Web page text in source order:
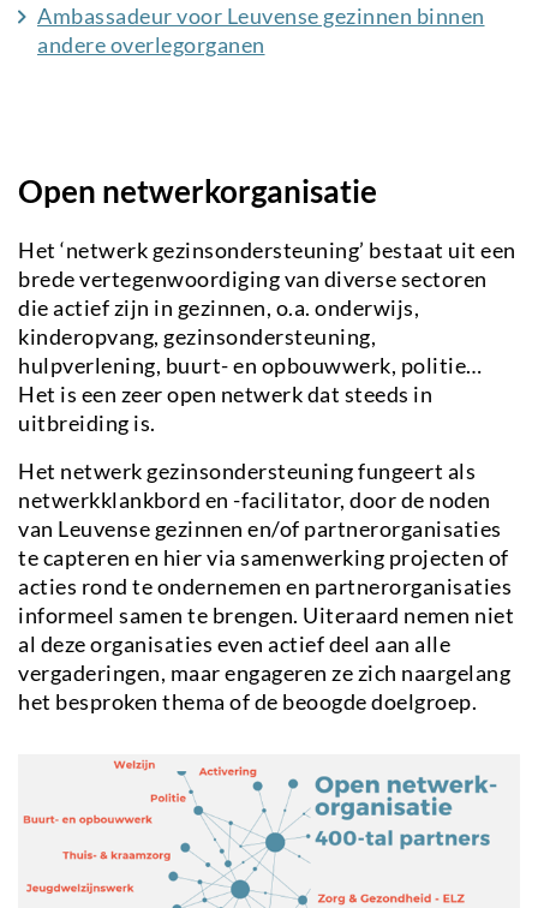
Ambassadeur voor Leuvense gezinnen binnen
andere overlegorganen
Open netwerkorganisatie
Het ‘netwerk gezinsondersteuning’ bestaat uit een
brede vertegenwoordiging van diverse sectoren
die actief zijn in gezinnen, o.a. onderwijs,
kinderopvang, gezinsondersteuning,
hulpverlening, buurt- en opbouwwerk, politie…
Het is een zeer open netwerk dat steeds in
uitbreiding is.
Het netwerk gezinsondersteuning fungeert als
netwerkklankbord en -facilitator, door de noden
van Leuvense gezinnen en/of partnerorganisaties
te capteren en hier via samenwerking projecten of
acties rond te ondernemen en partnerorganisaties
informeel samen te brengen. Uiteraard nemen niet
al deze organisaties even actief deel aan alle
vergaderingen, maar engageren ze zich naargelang
het besproken thema of de beoogde doelgroep.